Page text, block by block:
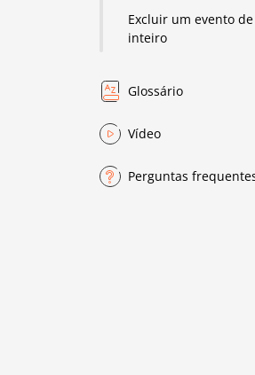
Excluir um evento
inteiro
Glossário
Vídeo
Perguntas